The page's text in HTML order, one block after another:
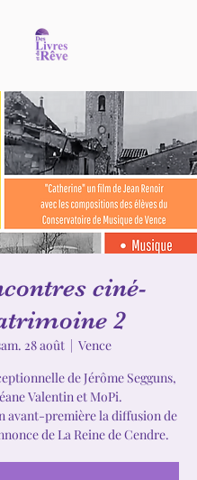
ciné-
2
28 août
  |
Vence
de Jérôme Segguns,
Valentin et MoPi.
avant-première la diffusion de
de La Reine de Cendre.